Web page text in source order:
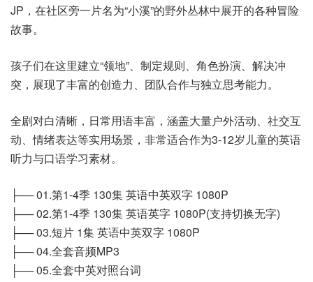
JP‌，在社区旁一片名为“小溪”的野外丛林中展开的各种冒险
故事。
孩子们在这里建立“领地”、制定规则、角色扮演、解决冲
突，展现了丰富的创造力、团队合作与独立思考能力。
全剧对白清晰，日常用语丰富，涵盖大量‌户外活动、社交互
动、情绪表达‌等实用场景，非常适合作为3-12岁儿童的英语
听力与口语学习素材。
├── 01.第1-4季 130集 英语中英双字 1080P
├── 02.第1-4季 130集 英语英字 1080P(支持切换无字)
├── 03.短片 1集 英语中英双字 1080P
├── 04.全套音频MP3
├── 05.全套中英对照台词